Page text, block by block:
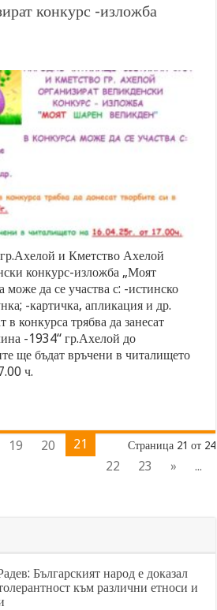
конкурс -изложба
и Кметство Ахелой
конкурс-изложба „Моят
може да се участва с: -истинско
-картичка, апликация и др.
в конкурса трябва да занесат
-1934“ гр.Ахелой до
ще бъдат връчени в читалището
ч.
Страница 21 от 24
19 20
21
22
23 »
...
Българският народ е доказал
към различни етноси и